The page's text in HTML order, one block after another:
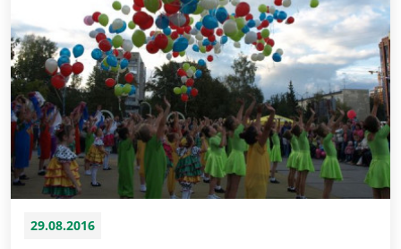
29.08.2016